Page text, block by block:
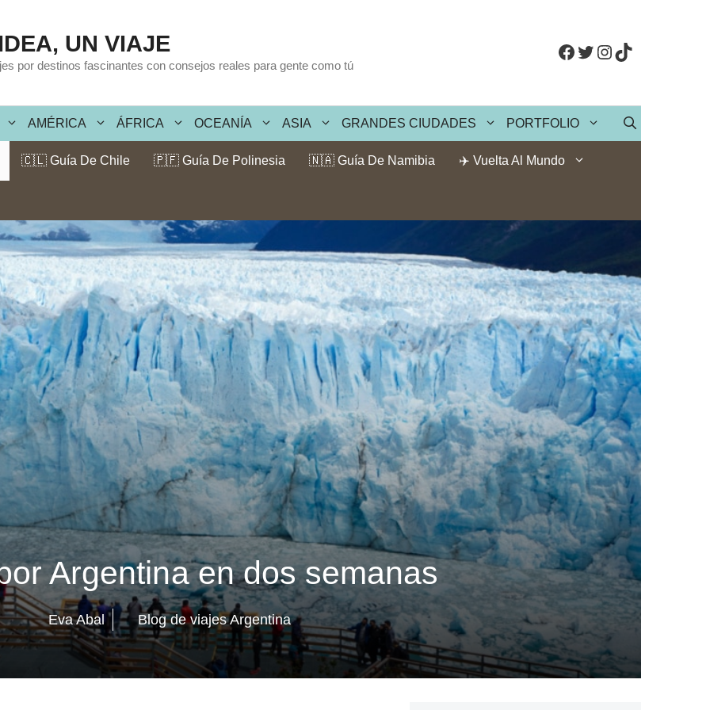
UN VIAJE
por destinos fascinantes con consejos reales para gente como tú
Facebook
Twitter
Instagram
TikTok
AMÉRICA ÁFRICA OCEANÍA ASIA GRANDES CIUDADES PORTFOLIO
🇨🇱 Guía De Chile 🇵🇫 Guía De Polinesia 🇳🇦 Guía De Namibia ✈️ Vuelta Al Mundo
Argentina en dos semanas
Eva Abal Blog de viajes Argentina